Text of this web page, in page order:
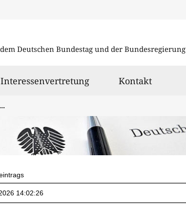
Deutschen Bundestag und der Bundesregierung
Kontakt